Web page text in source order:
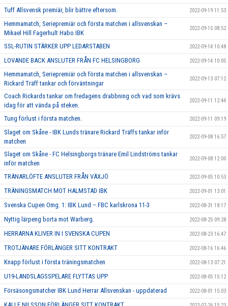
Tuff Allsvensk premiär, blir bättre eftersom. 2022-09-19 11:53
Hemmamatch, Seriepremiär och första matchen i allsvenskan –
Mikael Hill Fagerhult Habo IBK
2022-09-15 08:52
SSL-RUTIN STÄRKER UPP LEDARSTABEN 2022-09-14 10:48
LOVANDE BACK ANSLUTER FRÅN FC HELSINGBORG 2022-09-14 10:05
Hemmamatch, Seriepremiär och första matchen i allsvenskan –
Rickard Träff tankar och förväntningar
2022-09-13 07:12
Coach Rickards tankar om fredagens drabbning och vad som krävs
idag för att vända på steken.
2022-09-11 12:44
Tung förlust i första matchen. 2022-09-11 09:19
Slaget om Skåne - IBK Lunds tränare Rickard Träffs tankar inför
matchen
2022-09-08 16:57
Slaget om Skåne - FC Helsingborgs tränare Emil Lindströms tankar
inför matchen
2022-09-08 12:00
TRÄNARLÖFTE ANSLUTER FRÅN VÄXJÖ 2022-09-05 10:53
TRÄNINGSMATCH MOT HALMSTAD IBK 2022-09-01 13:01
Svenska Cupen Omg. 1: IBK Lund – FBC karlskrona 11-3 2022-08-31 18:17
Nyttig lärpeng borta mot Warberg. 2022-08-25 09:28
HERRARNA KLIVER IN I SVENSKA CUPEN 2022-08-23 16:47
TROTJÄNARE FÖRLÄNGER SITT KONTRAKT 2022-08-16 16:46
Knapp förlust i första träningsmatchen 2022-08-13 07:21
U19-LANDSLAGSSPELARE FLYTTAS UPP 2022-08-05 15:12
Försäsongsmatcher IBK Lund Herrar Allsvenskan - uppdaterad 2022-08-01 15:03